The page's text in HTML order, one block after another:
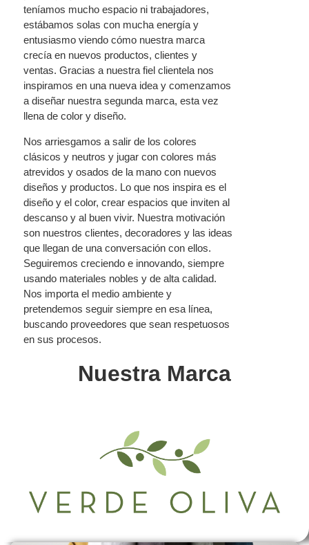
teníamos mucho espacio ni trabajadores,
estábamos solas con mucha energía y
entusiasmo viendo cómo nuestra marca
crecía en nuevos productos, clientes y
ventas. Gracias a nuestra fiel clientela nos
inspiramos en una nueva idea y comenzamos
a diseñar nuestra segunda marca, esta vez
llena de color y diseño.
Nos arriesgamos a salir de los colores
clásicos y neutros y jugar con colores más
atrevidos y osados de la mano con nuevos
diseños y productos. Lo que nos inspira es el
diseño y el color, crear espacios que inviten al
descanso y al buen vivir. Nuestra motivación
son nuestros clientes, decoradores y las ideas
que llegan de una conversación con ellos.
Seguiremos creciendo e innovando, siempre
usando materiales nobles y de alta calidad.
Nos importa el medio ambiente y
pretendemos seguir siempre en esa línea,
buscando proveedores que sean respetuosos
en sus procesos.
Nuestra Marca